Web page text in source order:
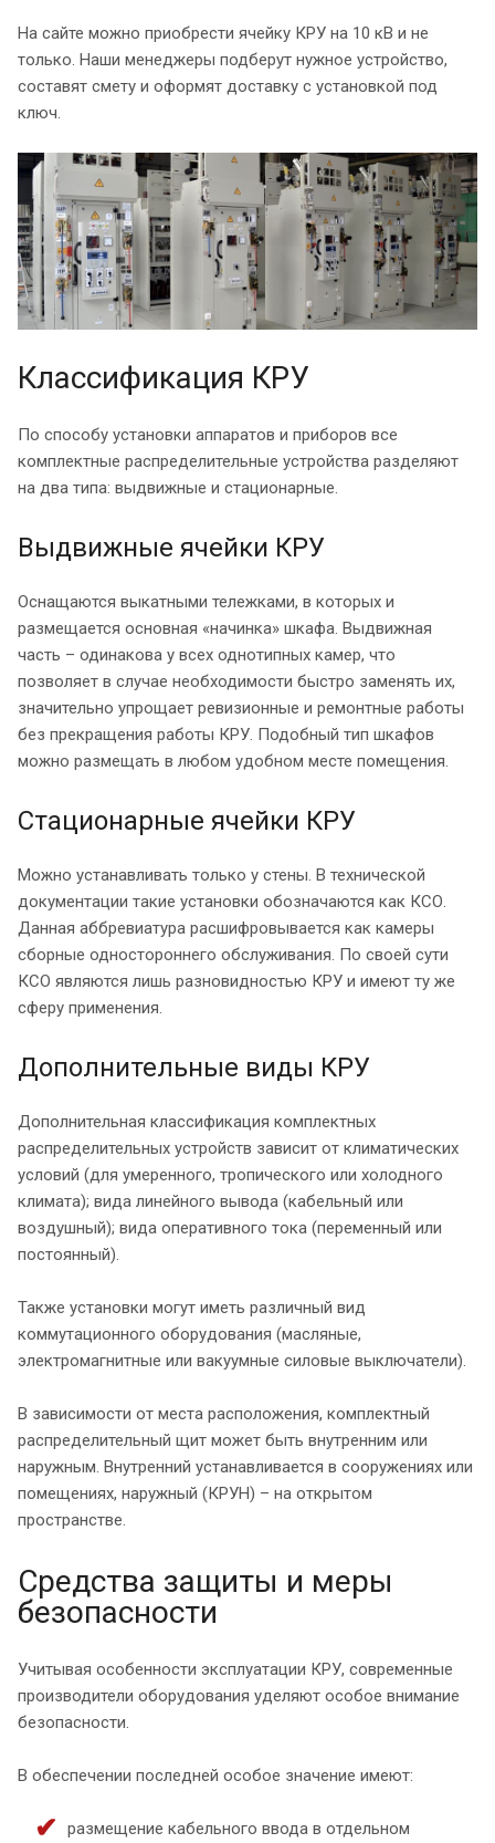
На сайте можно приобрести ячейку КРУ на 10 кВ и не
только. Наши менеджеры подберут нужное устройство,
составят смету и оформят доставку с установкой под
ключ.
Классификация КРУ
По способу установки аппаратов и приборов все
комплектные распределительные устройства разделяют
на два типа: выдвижные и стационарные.
Выдвижные ячейки КРУ
Оснащаются выкатными тележками, в которых и
размещается основная «начинка» шкафа. Выдвижная
часть – одинакова у всех однотипных камер, что
позволяет в случае необходимости быстро заменять их,
значительно упрощает ревизионные и ремонтные работы
без прекращения работы КРУ. Подобный тип шкафов
можно размещать в любом удобном месте помещения.
Стационарные ячейки КРУ
Можно устанавливать только у стены. В технической
документации такие установки обозначаются как КСО.
Данная аббревиатура расшифровывается как камеры
сборные одностороннего обслуживания. По своей сути
КСО являются лишь разновидностью КРУ и имеют ту же
сферу применения.
Дополнительные виды КРУ
Дополнительная классификация комплектных
распределительных устройств зависит от климатических
условий (для умеренного, тропического или холодного
климата); вида линейного вывода (кабельный или
воздушный); вида оперативного тока (переменный или
постоянный).
Также установки могут иметь различный вид
коммутационного оборудования (масляные,
электромагнитные или вакуумные силовые выключатели).
В зависимости от места расположения, комплектный
распределительный щит может быть внутренним или
наружным. Внутренний устанавливается в сооружениях или
помещениях, наружный (КРУН) – на открытом
пространстве.
Средства защиты и меры
безопасности
Учитывая особенности эксплуатации КРУ, современные
производители оборудования уделяют особое внимание
безопасности.
В обеспечении последней особое значение имеют:
размещение кабельного ввода в отдельном